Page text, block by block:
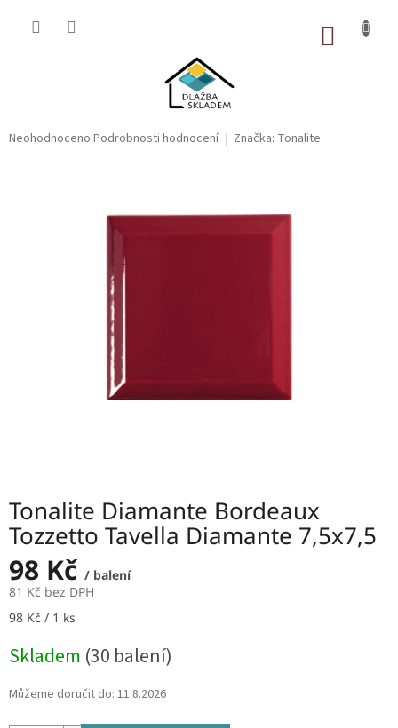
Průměrné
Neohodnoceno Podrobnosti hodnocení Značka: Tonalite
Tonalite Diamante Bordeaux
Tozzetto Tavella Diamante 7,5x7,5
98 Kč / balení
81 Kč bez DPH
Měrná
98 Kč / 1 ks
Skladem (30 balení)
Můžeme doručit do: 11.8.2026